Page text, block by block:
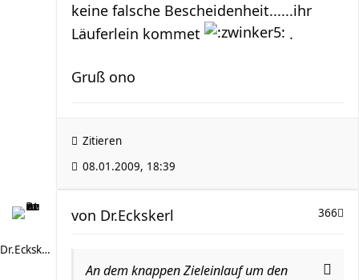
keine falsche Bescheidenheit......ihr
Läuferlein kommet
.
Gruß ono
Zitieren
08.01.2009, 18:39
Dr.Eckskerl
366
von Dr.Eckskerl
An dem knappen Zieleinlauf um den